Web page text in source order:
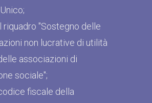
riquadro "Sostegno delle
non lucrative di utilità
associazioni di
sociale";
fiscale della